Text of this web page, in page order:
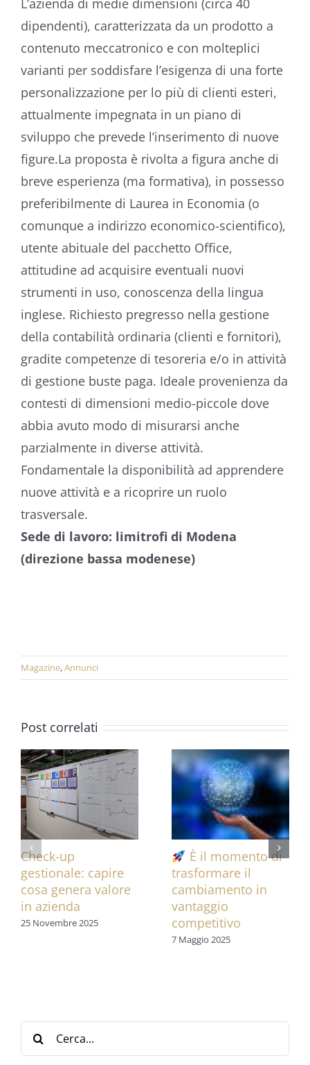
dipendenti), caratterizzata da un prodotto a
contenuto meccatronico e con molteplici
varianti per soddisfare l’esigenza di una forte
personalizzazione per lo più di clienti esteri,
attualmente impegnata in un piano di
sviluppo che prevede l’inserimento di nuove
figure.La proposta è rivolta a figura anche di
breve esperienza (ma formativa), in possesso
preferibilmente di Laurea in Economia (o
comunque a indirizzo economico-scientifico),
utente abituale del pacchetto Office,
attitudine ad acquisire eventuali nuovi
strumenti in uso, conoscenza della lingua
inglese. Richiesto pregresso nella gestione
della contabilità ordinaria (clienti e fornitori),
gradite competenze di tesoreria e/o in attività
di gestione buste paga. Ideale provenienza da
contesti di dimensioni medio-piccole dove
abbia avuto modo di misurarsi anche
parzialmente in diverse attività.
Fondamentale la disponibilità ad apprendere
nuove attività e a ricoprire un ruolo
trasversale.
Sede di lavoro: limitrofi di Modena
(direzione bassa modenese)
Magazine,Annunci
Post correlati
Check-up
gestionale: capire
cosa genera valore
in azienda
25 Novembre 2025
È il momento di
trasformare il
cambiamento in
vantaggio
competitivo
7 Maggio 2025
Cerca
per: